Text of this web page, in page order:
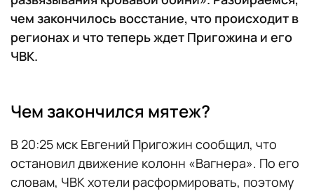
чем закончилось восстание, что происходит в
регионах и что теперь ждет Пригожина и его
ЧВК.
Чем закончился мятеж?
В 20:25 мск Евгений Пригожин сообщил, что
остановил движение колонн «Вагнера». По его
словам, ЧВК хотели расформировать, поэтому